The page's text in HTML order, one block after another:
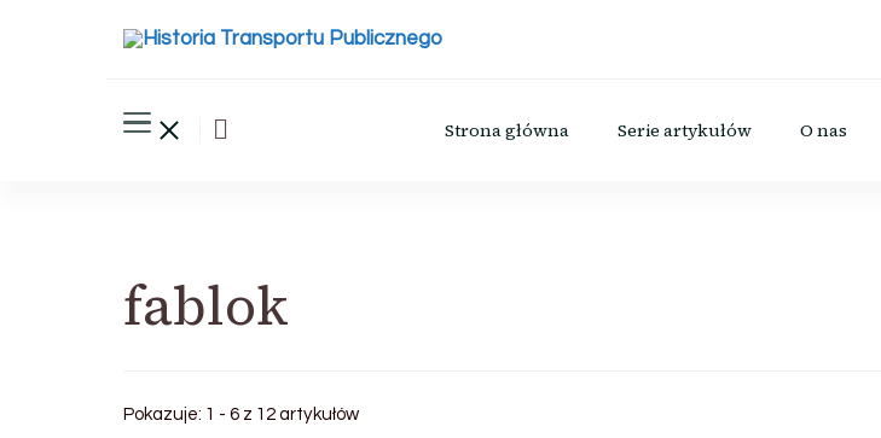
Strona główna Serie artykułów O nas
fablok
Pokazuje: 1 - 6 z 12 artykułów